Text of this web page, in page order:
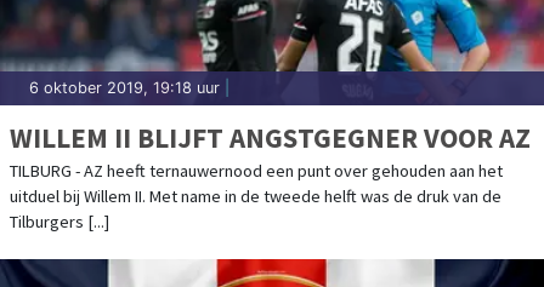
6 oktober 2019, 19:18 uur
WILLEM II BLIJFT ANGSTGEGNER VOOR AZ
TILBURG - AZ heeft ternauwernood een punt over gehouden aan het
uitduel bij Willem II. Met name in de tweede helft was de druk van de
Tilburgers [...]